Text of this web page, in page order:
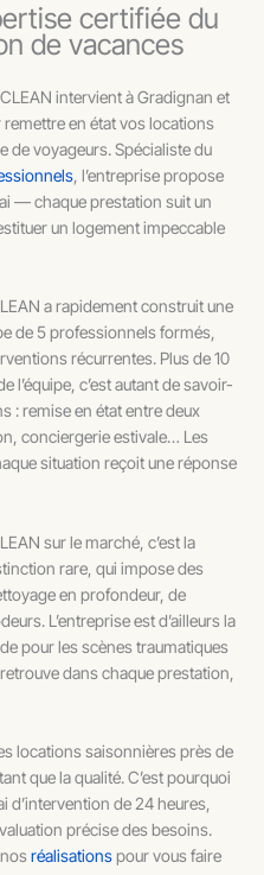
certifiée du
de vacances
intervient à Gradignan et
en état vos locations
de voyageurs. Spécialiste du
, l’entreprise propose
— chaque prestation suit un
un logement impeccable
a rapidement construit une
de 5 professionnels formés,
récurrentes. Plus de 10
l’équipe, c’est autant de savoir-
: remise en état entre deux
conciergerie estivale… Les
situation reçoit une réponse
sur le marché, c’est la
rare, qui impose des
en profondeur, de
L’entreprise est d’ailleurs la
pour les scènes traumatiques
dans chaque prestation,
locations saisonnières près de
que la qualité. C’est pourquoi
d’intervention de 24 heures,
précise des besoins.
réalisationspour vous faire